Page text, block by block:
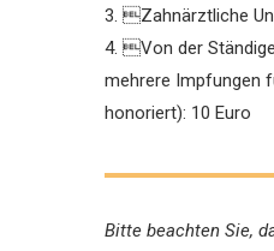
3. Zahnärztliche
4. Von der
mehrere Impfungen
honoriert): 10 Euro
Bitte beachten Sie,